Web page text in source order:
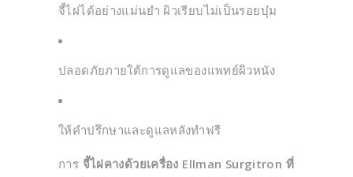
จี้ไฝได้อย่างแม่นยำ ผิวเรียบไม่เป็นรอยบุ๋ม
ปลอดภัยภายใต้การดูแลของแพทย์ผิวหนัง
ให้คำปรึกษาและดูแลหลังทำฟรี
การ จี้ไฝคางด้วยเครื่อง Ellman Surgitron ที่